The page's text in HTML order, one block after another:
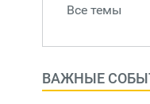
Все темы
ВАЖНЫЕ